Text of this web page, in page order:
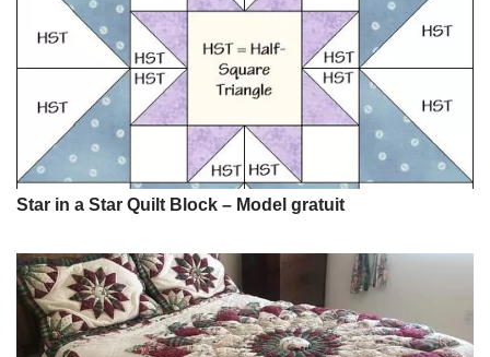
Star in a Star Quilt Block – Model gratuit